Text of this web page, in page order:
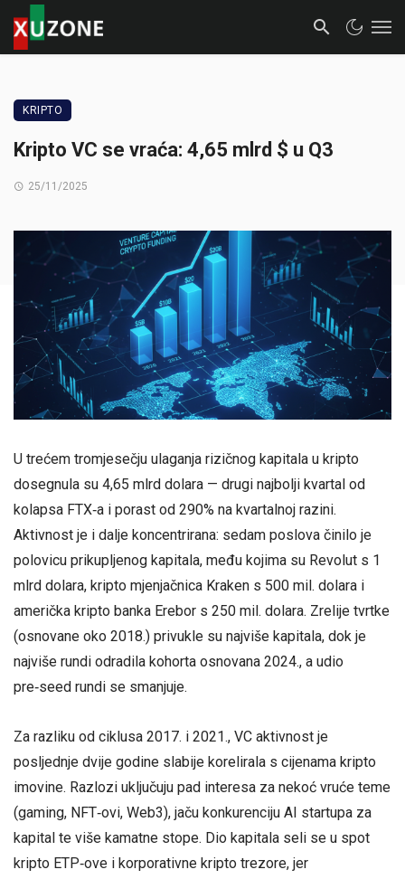
KRIPTO
Kripto VC se vraća: 4,65 mlrd $ u Q3
25/11/2025
U trećem tromjesečju ulaganja rizičnog kapitala u kripto
dosegnula su 4,65 mlrd dolara — drugi najbolji kvartal od
kolapsa FTX‑a i porast od 290% na kvartalnoj razini.
Aktivnost je i dalje koncentrirana: sedam poslova činilo je
polovicu prikupljenog kapitala, među kojima su Revolut s 1
mlrd dolara, kripto mjenjačnica Kraken s 500 mil. dolara i
američka kripto banka Erebor s 250 mil. dolara. Zrelije tvrtke
(osnovane oko 2018.) privukle su najviše kapitala, dok je
najviše rundi odradila kohorta osnovana 2024., a udio
pre‑seed rundi se smanjuje.
Za razliku od ciklusa 2017. i 2021., VC aktivnost je
posljednje dvije godine slabije korelirala s cijenama kripto
imovine. Razlozi uključuju pad interesa za nekoć vruće teme
(gaming, NFT‑ovi, Web3), jaču konkurenciju AI startupa za
kapital te više kamatne stope. Dio kapitala seli se u spot
kripto ETP‑ove i korporativne kripto trezore, jer